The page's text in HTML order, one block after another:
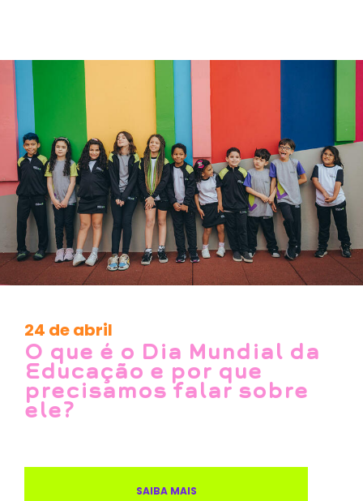
24 de abril
O que é o Dia Mundial da
Educação e por que
precisamos falar sobre
ele?
SAIBA MAIS